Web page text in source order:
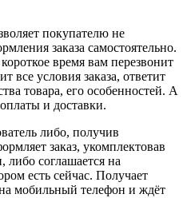
покупателю не
заказа самостоятельно.
время вам перезвонит
все условия заказа, ответит
товара, его особенностей. А
и доставки.
либо, получив
заказ, укомплектовав
соглашается на
есть сейчас. Получает
мобильный телефон и ждёт